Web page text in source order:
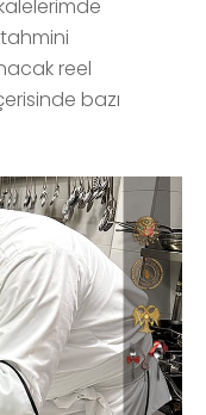
reel
bazı